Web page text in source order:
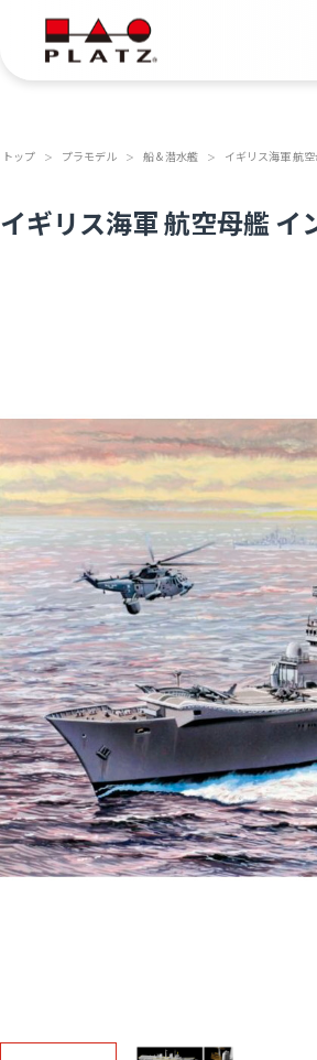
トップ ＞ プラモデル ＞ 船 & 潜水艦 ＞ イギリス海軍 航
イギリス海軍 航空母艦